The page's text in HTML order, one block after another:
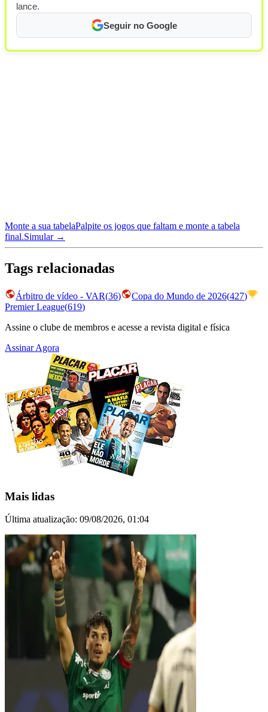
lance.
Seguir no Google
Monte a sua tabelaPalpite os jogos que faltam e monte a tabela
final.Simular →
Tags relacionadas
Árbitro de vídeo - VAR(36) Copa do Mundo de 2026(427)
Premier League(619)
Assine o clube de membros e acesse a revista digital e física
Assinar Agora
Mais lidas
Última atualização: 09/08/2026, 01:04